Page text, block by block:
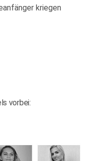
kriegen
vorbei: